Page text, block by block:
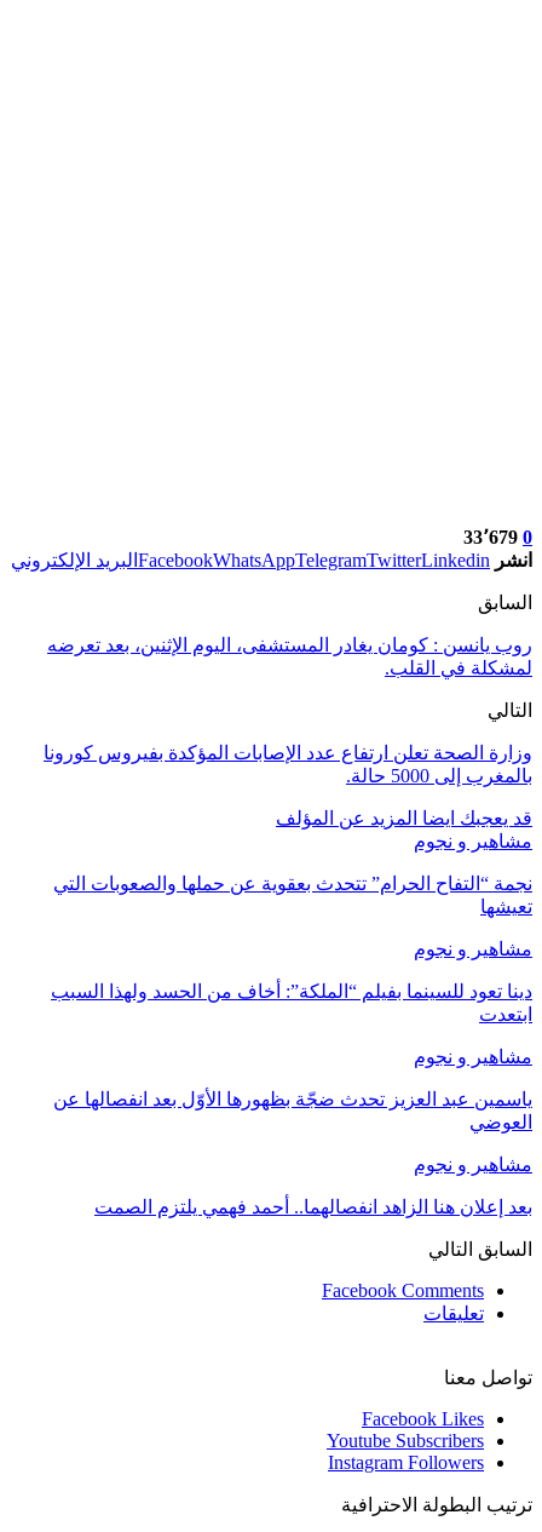
0 33٬679
انشر
FacebookWhatsAppTelegramTwitterLinkedin البريد الإلكتروني
السابق
روب يانسن : كومان يغادر المستشفى، اليوم الإثنين، بعد تعرضه
لمشكلة في القلب.
التالي
وزارة الصحة تعلن ارتفاع عدد الإصابات المؤكدة بفيروس كورونا
بالمغرب إلى 5000 حالة.
قد يعجبك ايضا المزيد عن المؤلف
مشاهير و نجوم
نجمة “التفاح الحرام” تتحدث بعقوية عن حملها والصعوبات التي
تعيشها
مشاهير و نجوم
دينا تعود للسينما بفيلم “الملكة”: أخاف من الحسد ولهذا السبب
ابتعدت
مشاهير و نجوم
ياسمين عبد العزيز تحدث ضجّة بظهورها الأوّل بعد انفصالها عن
العوضي
مشاهير و نجوم
بعد إعلان هنا الزاهد انفصالهما.. أحمد فهمي يلتزم الصمت
السابق التالي
Facebook Comments
تعليقات
تواصل معنا
Facebook Likes
Youtube Subscribers
Instagram Followers
ترتيب البطولة الاحترافية